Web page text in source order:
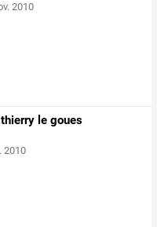
2010
le goues
2010